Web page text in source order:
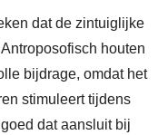
dat de zintuiglijke
houten
bijdrage, omdat het
stimuleert tijdens
dat aansluit bij